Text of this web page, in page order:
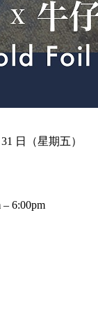
日（星期五）
– 6:00pm